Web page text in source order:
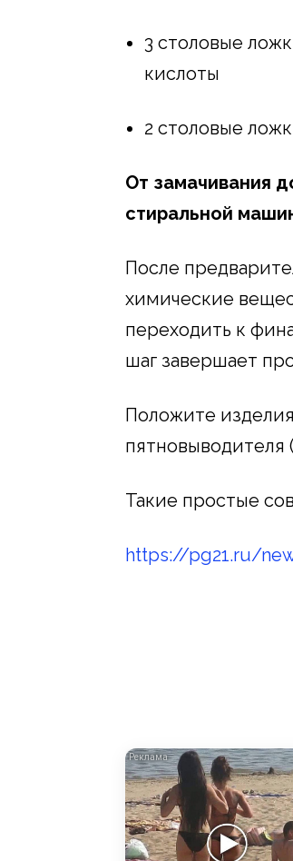
3 столовые
кислоты
2 столовые
От замачивания
стиральной
После
химические
переходить к
шаг завершает
Положите
пятновыводителя
Такие простые
https://pg21.ru/